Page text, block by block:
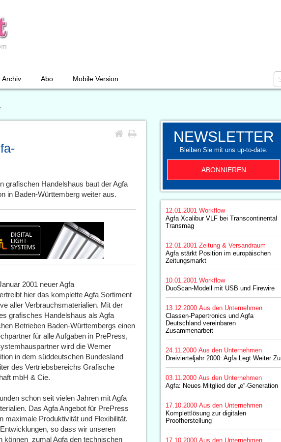
Archiv Abo Mobile Version
grafischen Handelshaus baut der Agfa
in Baden-Württemberg weiter aus.
2001 neuer Agfa
hier das komplette Agfa Sortiment
aller Verbrauchsmaterialien. Mit der
grafisches Handelshaus als Agfa
Betrieben Baden-Württembergs einen
für alle Aufgaben in PrePress,
wird die Werner
in dem süddeutschen Bundesland
des Vertriebsbereichs Grafische
mbH & Cie.
schon seit vielen Jahren mit Agfa
Das Agfa Angebot für PrePress
maximale Produktivität und Flexibilität.
so dass wir unseren
 zumal Agfa den technischen
NEWSLETTER
Bleiben Sie mit uns up-to-date.
ABONNIEREN
12.01.2001 Workflow
Agfa Xcalibur VLF bei Transcontinental
Transmag
12.01.2001 Zeitung & Versandraum
Agfa stärkt Position im europäischen
Zeitungsmarkt
10.01.2001 Workflow
DuoScan-Modell mit USB und Firewire
13.12.2000 Aus den Unternehmen
Classen-Papertronics und Agfa
Deutschland vereinbaren
Zusammenarbeit
24.11.2000 Aus den Unternehmen
Dreivierteljahr 2000: Agfa Legt Weiter Zu
03.11.2000 Aus den Unternehmen
Agfa: Neues Mitglied der „e“-Generation
17.10.2000 Aus den Unternehmen
Komplettlösung zur digitalen
Proofherstellung
17.10.2000 Aus den Unternehmen